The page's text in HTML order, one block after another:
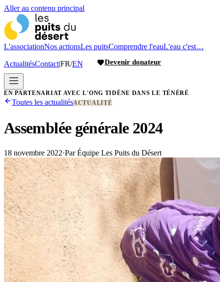
Aller au contenu principal
L'associationNos actionsLes puitsComprendre l'eauL'eau c'est…
ActualitésContact|FR/EN Devenir donateur
EN PARTENARIAT AVEC L'ONG TIDÈNE DANS LE TÉNÉRÉ
Toutes les actualitésACTUALITÉ
Assemblée générale 2024
18 novembre 2022·Par Équipe Les Puits du Désert